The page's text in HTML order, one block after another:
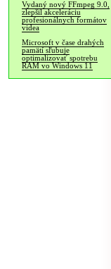
Vydaný nový FFmpeg 9.0,
zlepšil akceleráciu
profesionálnych formátov
videa
Microsoft v čase drahých
pamätí sľubuje
optimalizovať spotrebu
RAM vo Windows 11